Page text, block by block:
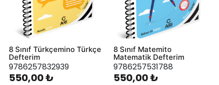
8 Sınıf Türkçemino Türkçe
Defterim
9786257832939
550,00 ₺
8 Sınıf Matemito
Matematik Defterim
9786257531788
550,00 ₺